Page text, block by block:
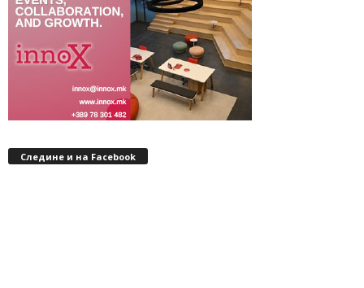
Следине и на Facebook